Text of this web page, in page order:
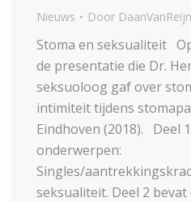
Nieuws Door DaanVanReijn
Stoma en seksualiteit
de presentatie die Dr.
seksuoloog gaf over
intimiteit tijdens
Eindhoven (2018). Deel
onderwerpen:
Singles/
seksualiteit. Deel 2 bevat